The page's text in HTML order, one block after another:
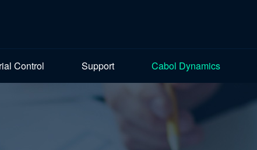
Control Support Cabol Dynamics